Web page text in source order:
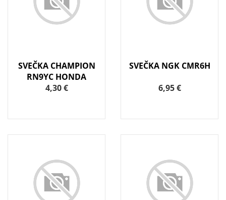
SVEČKA CHAMPION
RN9YC HONDA
4,30 €
SVEČKA NGK CMR6H
6,95 €